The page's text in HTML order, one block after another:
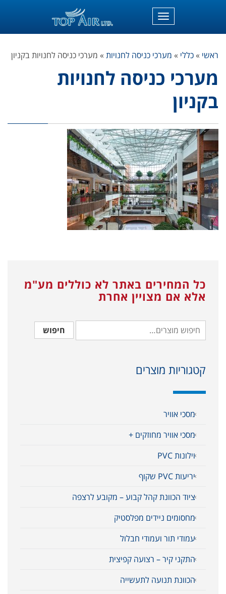
תפריט
ראשי »כללי » מערכי כניסה לחנויות » מערכי כניסה לחנויות בקניון
מערכי כניסה לחנויות
בקניון
כל המחירים באתר לא כוללים מע"מ
אלא אם מצויין אחרת
חיפוש
קטגוריות מוצרים
מסכי אוויר
מסכי אוויר מחוזקים +
וילונות PVC
יריעות PVC שקוף
ציוד הכוונת קהל קבוע – מקובע לרצפה
מחסומים ניידים מפלסטיק
עמודי תור ועמודי חבלול
התקני קיר – רצועה קפיצית
הכוונת תנועה לתעשייה